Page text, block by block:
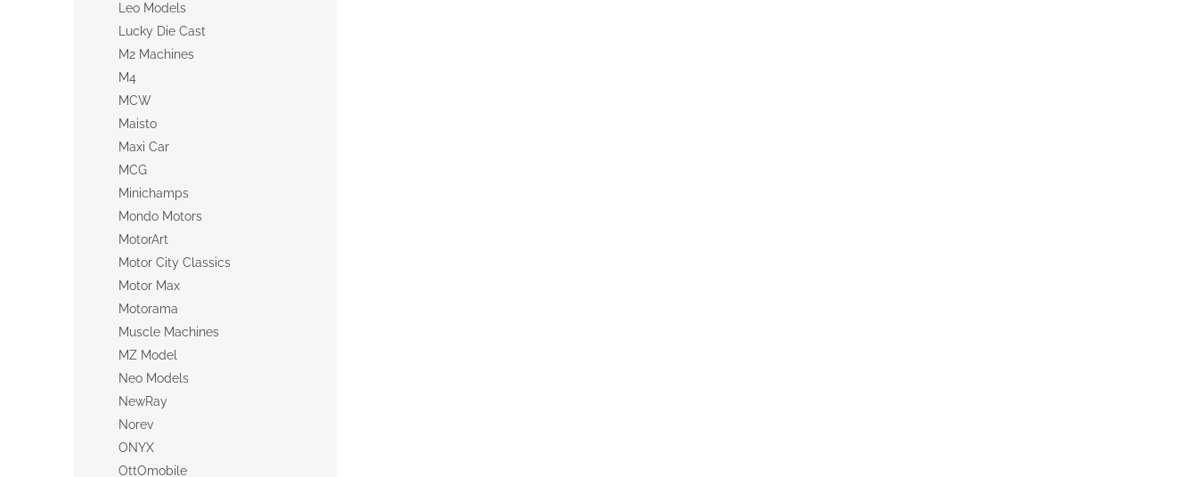
Leo Models
Lucky Die Cast
M2 Machines
M4
MCW
Maisto
Maxi Car
MCG
Minichamps
Mondo Motors
MotorArt
Motor City Classics
Motor Max
Motorama
Muscle Machines
MZ Model
Neo Models
NewRay
Norev
ONYX
OttOmobile